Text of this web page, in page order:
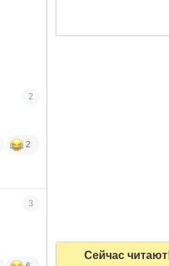
2
2
3
Сейчас